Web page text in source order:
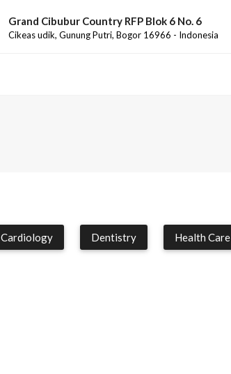
Grand Cibubur Country RFP Blok 6 No. 6
Cikeas udik, Gunung Putri, Bogor 16966 - Indonesia
Cardiology Dentistry Health Care